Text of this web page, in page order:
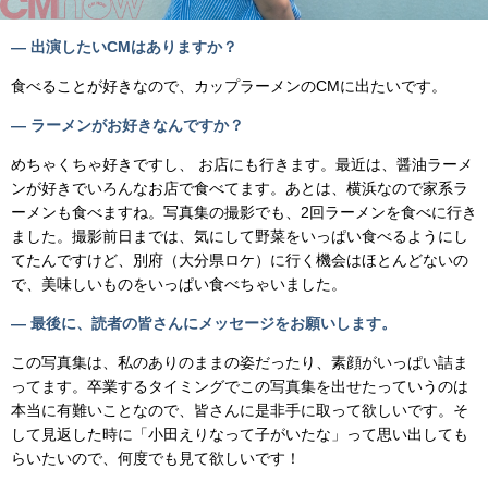
— 出演したいCMはありますか？
食べることが好きなので、カップラーメンのCMに出たいです。
— ラーメンがお好きなんですか？
めちゃくちゃ好きですし、 お店にも行きます。最近は、醤油ラーメ
ンが好きでいろんなお店で食べてます。あとは、横浜なので家系ラ
ーメンも食べますね。写真集の撮影でも、2回ラーメンを食べに行き
ました。撮影前日までは、気にして野菜をいっぱい食べるようにし
てたんですけど、別府（大分県ロケ）に行く機会はほとんどないの
で、美味しいものをいっぱい食べちゃいました。
— 最後に、読者の皆さんにメッセージをお願いします。
この写真集は、私のありのままの姿だったり、素顔がいっぱい詰ま
ってます。卒業するタイミングでこの写真集を出せたっていうのは
本当に有難いことなので、皆さんに是非手に取って欲しいです。そ
して見返した時に「小田えりなって子がいたな」って思い出しても
らいたいので、何度でも見て欲しいです！